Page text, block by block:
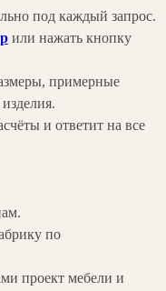
под каждый запрос.
или нажать кнопку
примерные
и ответит на все
по
проект мебели и